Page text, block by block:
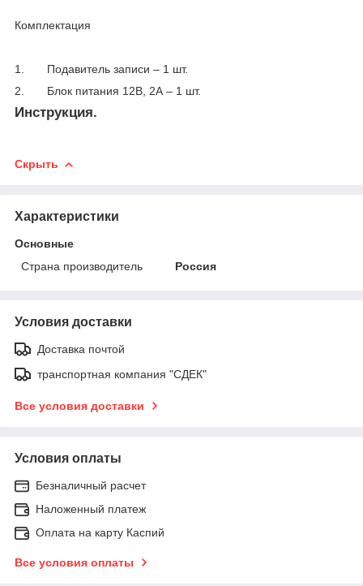
Комплектация
1. Подавитель записи – 1 шт.
2. Блок питания 12В, 2А – 1 шт.
Инструкция.
Скрыть
Характеристики
Основные
Страна производитель
Россия
Условия доставки
Доставка почтой
транспортная компания "СДЕК"
Все условия доставки
Условия оплаты
Безналичный расчет
Наложенный платеж
Оплата на карту Каспий
Все условия оплаты